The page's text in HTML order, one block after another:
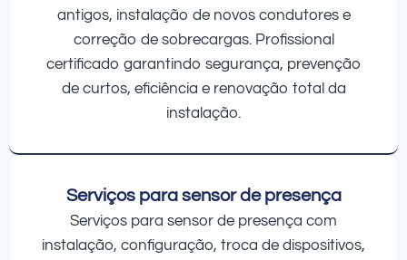
antigos, instalação de novos condutores e
correção de sobrecargas. Profissional
certificado garantindo segurança, prevenção
de curtos, eficiência e renovação total da
instalação.
Serviços para sensor de presença
Serviços para sensor de presença com
instalação, configuração, troca de dispositivos,